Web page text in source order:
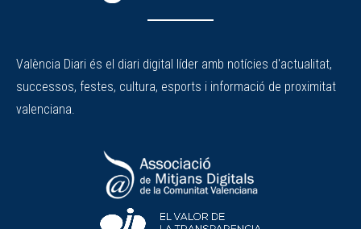
València Diari és el diari digital líder amb notícies d'actualitat,
successos, festes, cultura, esports i informació de proximitat
valenciana.